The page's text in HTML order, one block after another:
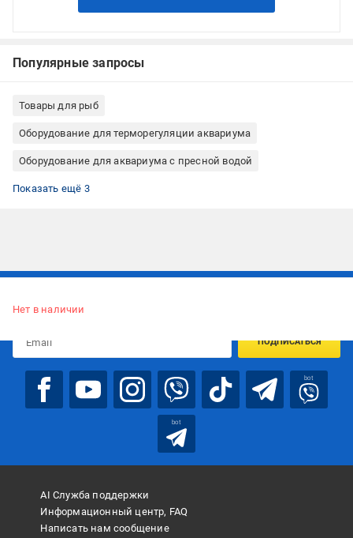
Популярные запросы
Товары для рыб
Оборудование для терморегуляции аквариума
Оборудование для аквариума с пресной водой
Оборудование для аквариума с морской водой
Оборудование для террариума
Термометр для аквариума
Показать ещё 3
Нет в наличии
ПОДПИСАТЬСЯ
bot
bot
AI Служба поддержки
Информационный центр, FAQ
Написать нам сообщение